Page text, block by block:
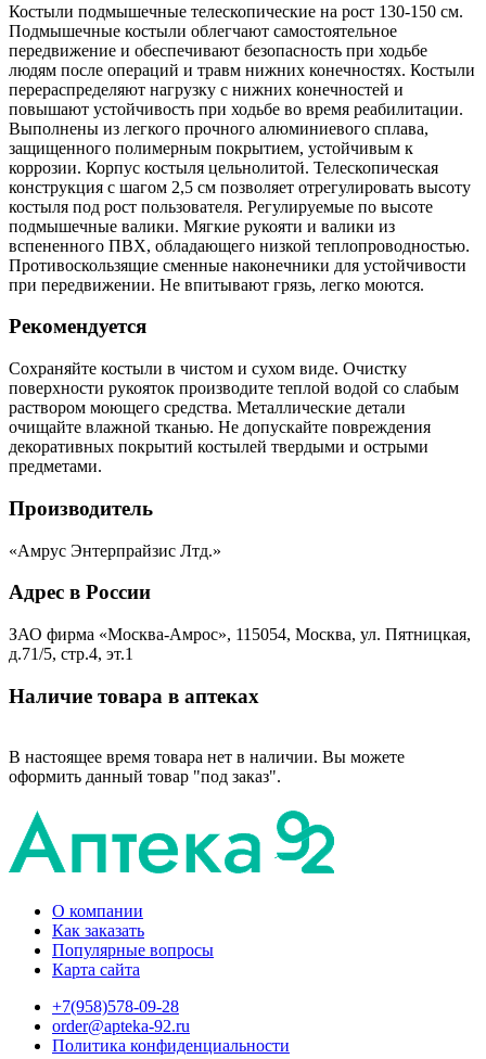
Костыли подмышечные телескопические на рост 130-150 см.
Подмышечные костыли облегчают самостоятельное
передвижение и обеспечивают безопасность при ходьбе
людям после операций и травм нижних конечностях. Костыли
перераспределяют нагрузку с нижних конечностей и
повышают устойчивость при ходьбе во время реабилитации.
Выполнены из легкого прочного алюминиевого сплава,
защищенного полимерным покрытием, устойчивым к
коррозии. Корпус костыля цельнолитой. Телескопическая
конструкция с шагом 2,5 см позволяет отрегулировать высоту
костыля под рост пользователя. Регулируемые по высоте
подмышечные валики. Мягкие рукояти и валики из
вспененного ПВХ, обладающего низкой теплопроводностью.
Противоскользящие сменные наконечники для устойчивости
при передвижении. Не впитывают грязь, легко моются.
Рекомендуется
Сохраняйте костыли в чистом и сухом виде. Очистку
поверхности рукояток производите теплой водой со слабым
раствором моющего средства. Металлические детали
очищайте влажной тканью. Не допускайте повреждения
декоративных покрытий костылей твердыми и острыми
предметами.
Производитель
«Амрус Энтерпрайзис Лтд.»
Адрес в России
ЗАО фирма «Москва-Амрос», 115054, Москва, ул. Пятницкая,
д.71/5, стр.4, эт.1
Наличие товара в аптеках
В настоящее время товара нет в наличии. Вы можете
оформить данный товар "под заказ".
О компании
Как заказать
Популярные вопросы
Карта сайта
+7(958)578-09-28
order@apteka-92.ru
Политика конфиденциальности